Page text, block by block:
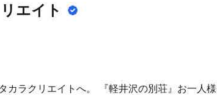
エイト
カラクリエイトへ。 『軽井沢の別荘』お一人